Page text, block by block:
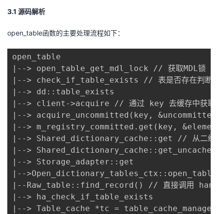
3.1 源码解析
open_table函数的主要处理流程如下：
open_table
|--> open_table_get_mdl_lock // 获取MDL锁
|--> check_if_table_exists // 表是否存在判断。创建
|--> dd::table_exists
|--> client->acquire // 通过 key 去缓存中获取元数
|--> acquire_uncommitted(key,
|--> m_registry_committed.get(key,
|--> Shared_dictionary_cache::get // 从二级
|-->
|--> Storage_adapter::get
|--
|--Raw_table::find_record() // 直接调用
|--> ha_check_if_table_exists
|--> Table_cache *tc =